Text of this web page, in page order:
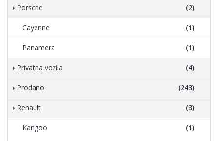
Porsche (2)
Cayenne (1)
Panamera (1)
Privatna vozila (4)
Prodano (243)
Renault (3)
Kangoo (1)